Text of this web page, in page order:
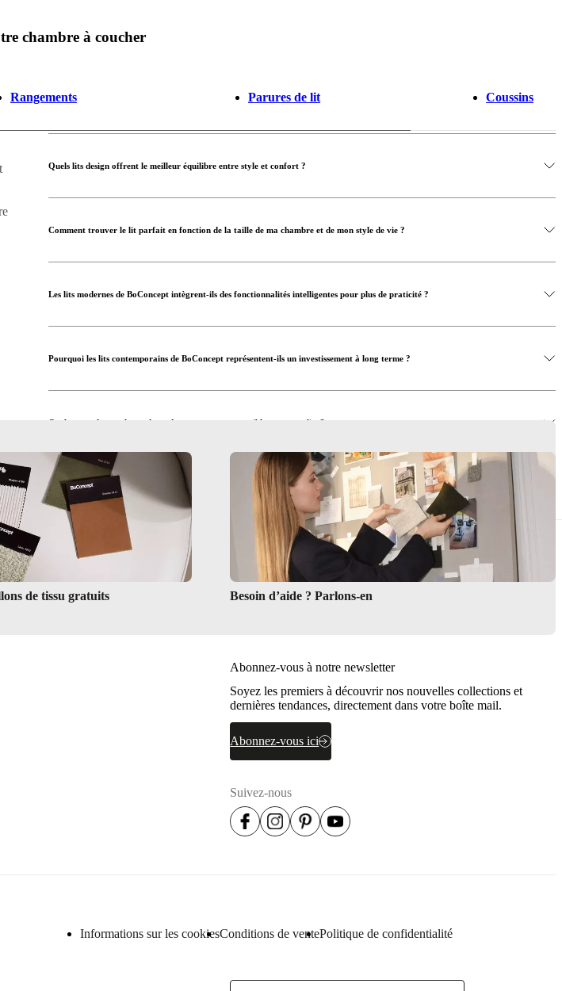
chambre à coucher
Rangements Parures de lit Coussins
Quels lits design offrent le meilleur équilibre entre style et confort ?
Comment trouver le lit parfait en fonction de la taille de ma chambre et de mon style de vie ?
Les lits modernes de BoConcept intègrent-ils des fonctionnalités intelligentes pour plus de praticité ?
Pourquoi les lits contemporains de BoConcept représentent-ils un investissement à long terme ?
Trouver un magasin
Quels types de matelas et de revêtements sont compatibles avec vos lits ?
Le Service de design d’intérieur peut-il m’aider à créer un look de chambre harmonisé ?
de tissu gratuits Besoin d’aide ? Parlons-en
Abonnez-vous à notre newsletter
Soyez les premiers à découvrir nos nouvelles collections et
dernières tendances, directement dans votre boîte mail.
Abonnez-vous ici
Suivez-nous
Informations sur les cookiesConditions de ventePolitique de confidentialité